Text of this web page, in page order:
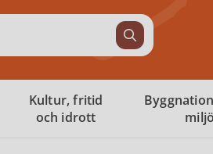
Kultur, fritid
och idrott